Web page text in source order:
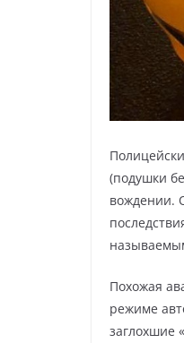
(подушки
вождении.
Похожая
режиме
заглохшие